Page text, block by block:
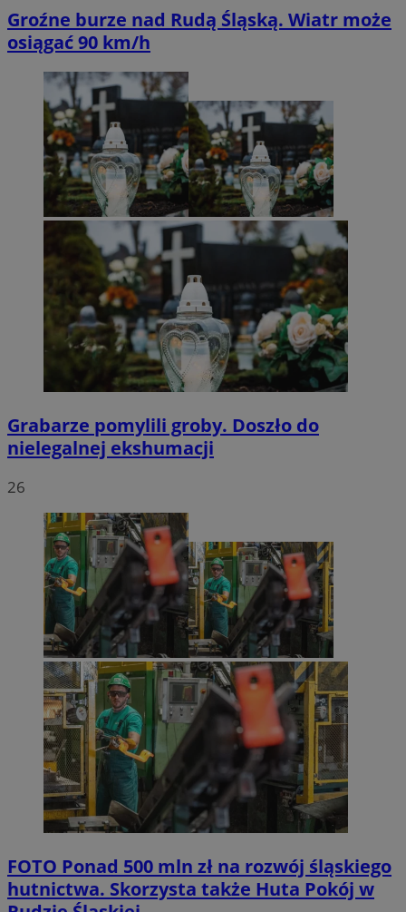
Groźne burze nad Rudą Śląską. Wiatr może
osiągać 90 km/h
Grabarze pomylili groby. Doszło do
nielegalnej ekshumacji
26
FOTO Ponad 500 mln zł na rozwój śląskiego
hutnictwa. Skorzysta także Huta Pokój w